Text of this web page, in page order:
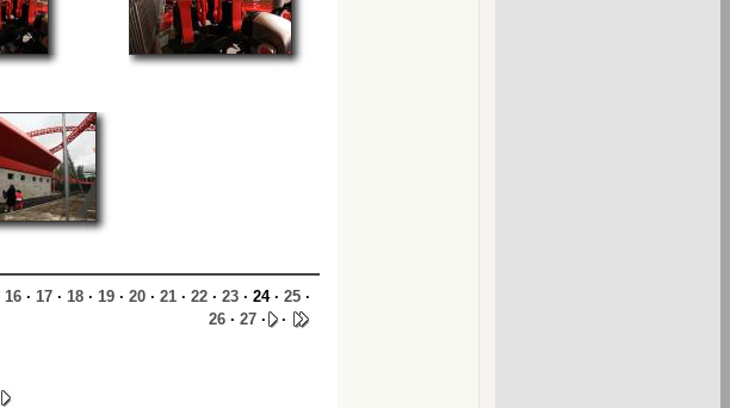
16· 17· 18· 19· 20· 21· 22· 23· 24 · 25·
26· 27· ·